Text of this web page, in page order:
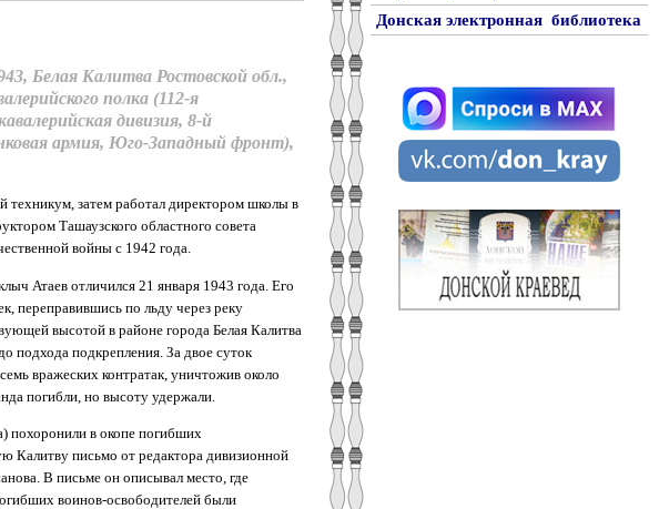
Белая Калитва Ростовской обл.,
полка (112-я
дивизия, 8-й
армия, Юго-Западный фронт),
техникум, затем работал директором школы в
Ташаузского областного совета
войны с 1942 года.
Атаев отличился 21 января 1943 года. Его
переправившись по льду через реку
высотой в районе города Белая Калитва
подхода подкрепления. За двое суток
вражеских контратак, уничтожив около
погибли, но высоту удержали.
похоронили в окопе погибших
Калитву письмо от редактора дивизионной
В письме он описывал место, где
воинов-освободителей были
Донская электронная библиотека